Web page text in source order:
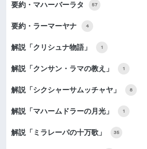
要約・マハーバーラタ 57
要約・ラーマーヤナ 4
解説「クリシュナ物語」 1
解説「クンサン・ラマの教え」 1
解説「シクシャーサムッチャヤ」 8
解説「マハームドラーの月光」 1
解説「ミラレーパの十万歌」 35